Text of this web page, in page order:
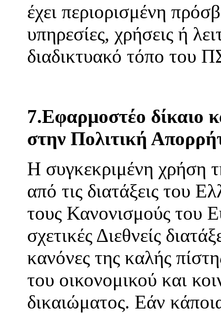
έχει περιορισμένη
υπηρεσίες, χρήσεις ή
διαδικτυακό τόπο
7.Εφαρμοστέο δίκαιο
στην Πολιτική
Η συγκεκριμένη χρήση
από τις διατάξεις του
τους Κανονισμούς του
σχετικές Διεθνείς
κανόνες της καλής
του οικονομικού και
δικαιώματος. Εάν